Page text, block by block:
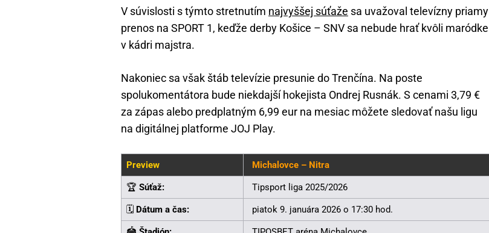
V súvislosti s týmto stretnutím najvyššej súťaže sa uvažoval televízny priamy
prenos na SPORT 1, keďže derby Košice – SNV sa nebude hrať kvôli maródke
v kádri majstra.
Nakoniec sa však štáb televízie presunie do Trenčína. Na poste
spolukomentátora bude niekdajší hokejista Ondrej Rusnák. S cenami 3,79 €
za zápas alebo predplatným 6,99 eur na mesiac môžete sledovať našu ligu
na digitálnej platforme JOJ Play.
Preview Michalovce – Nitra
🏆 Súťaž: Tipsport liga 2025/2026
🗓️ Dátum a čas: piatok 9. januára 2026 o 17:30 hod.